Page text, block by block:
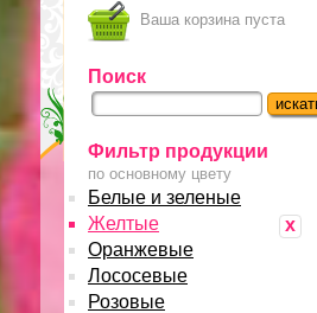
Ваша корзина пуста
Поиск
Фильтр продукции
по основному цвету
Белые и зеленые
x
Желтые
Оранжевые
Лососевые
Розовые